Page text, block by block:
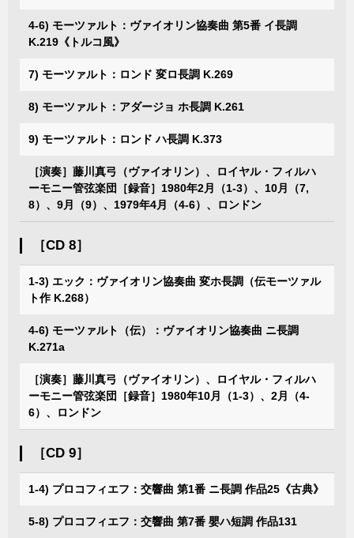
4-6) モーツァルト：ヴァイオリン協奏曲 第5番 イ長調
K.219《トルコ風》
7) モーツァルト：ロンド 変ロ長調 K.269
8) モーツァルト：アダージョ ホ長調 K.261
9) モーツァルト：ロンド ハ長調 K.373
［演奏］藤川真弓（ヴァイオリン）、ロイヤル・フィルハ
ーモニー管弦楽団［録音］1980年2月（1-3）、10月（7,
8）、9月（9）、1979年4月（4-6）、ロンドン
［CD 8］
1-3) エック：ヴァイオリン協奏曲 変ホ長調（伝モーツァル
ト作 K.268）
4-6) モーツァルト（伝）：ヴァイオリン協奏曲 ニ長調
K.271a
［演奏］藤川真弓（ヴァイオリン）、ロイヤル・フィルハ
ーモニー管弦楽団［録音］1980年10月（1-3）、2月（4-
6）、ロンドン
［CD 9］
1-4) プロコフィエフ：交響曲 第1番 ニ長調 作品25《古典》
5-8) プロコフィエフ：交響曲 第7番 嬰ハ短調 作品131